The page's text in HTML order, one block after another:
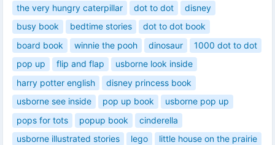
the very hungry caterpillar
dot to dot
disney
busy book
bedtime stories
dot to dot book
board book
winnie the pooh dinosaur
1000 dot to dot
pop up
flip and flap
usborne look inside
harry potter english
disney princess book
usborne see inside
pop up book
usborne pop up
pops for tots
popup book
cinderella
usborne illustrated stories
lego
little house on the prairie